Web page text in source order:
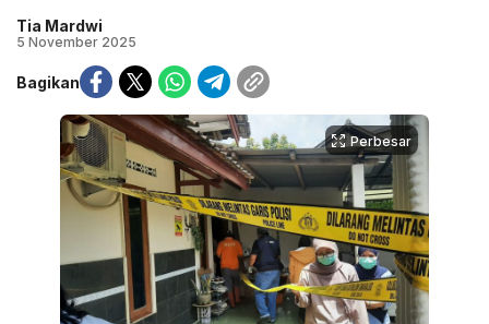
Tia Mardwi
5 November 2025
Bagikan
Perbesar